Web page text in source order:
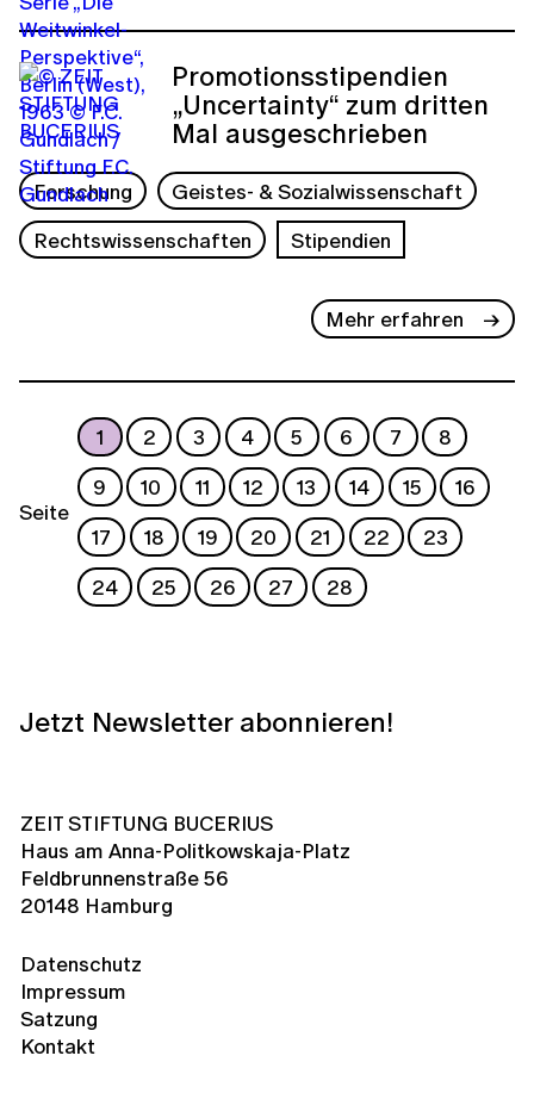
Promotionsstipendien
„Uncertainty“ zum dritten
Mal ausgeschrieben
Forschung
Geistes- & Sozialwissenschaft
Rechtswissenschaften
Stipendien
Mehr erfahren
Seite
1 2 3 4 5 6 7
8
9
10 11 12 13 14 15
16
17
18 19 20 21 22
23
24
25 26 27 28
Jetzt Newsletter abonnieren!
ZEIT STIFTUNG BUCERIUS
Haus am Anna-Politkowskaja-Platz
Feldbrunnenstraße 56
20148 Hamburg
Datenschutz
Impressum
Satzung
Kontakt